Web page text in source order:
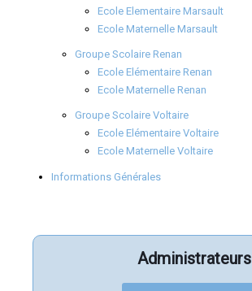
Ecole Elementaire Marsault
Ecole Maternelle Marsault
Groupe Scolaire Renan
Ecole Elémentaire Renan
Ecole Maternelle Renan
Groupe Scolaire Voltaire
Ecole Elémentaire Voltaire
Ecole Maternelle Voltaire
Informations Générales
Administrateurs